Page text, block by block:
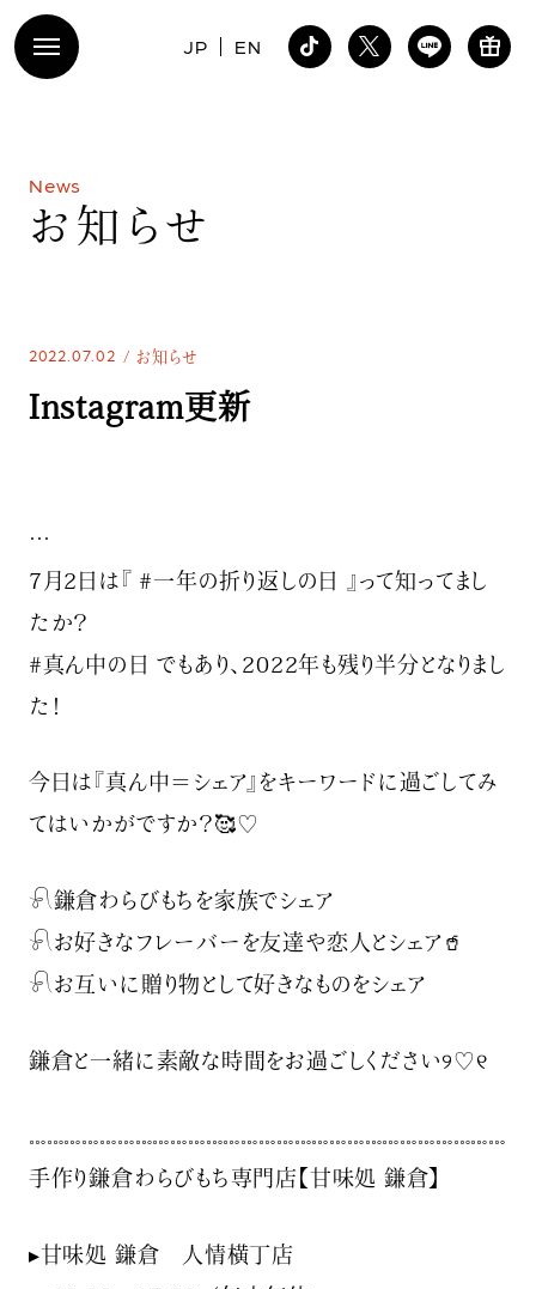
JP EN
News
お 知 ら せ
2022.07.02 お知らせ
Instagram更新
…
7月2日は『 #一年の折り返しの日 』って知ってまし
たか？
#真ん中の日 でもあり、2022年も残り半分となりまし
た！
今日は『真ん中＝シェア』をキーワードに過ごしてみ
てはいかがですか？🥰♡
𓍯鎌倉わらびもちを家族でシェア‍‍‍
𓍯お好きなフレーバーを友達や恋人とシェア🥤
𓍯お互いに贈り物として好きなものをシェア
鎌倉と一緒に素敵な時間をお過ごしください୨♡୧
𓏧𓏧𓏧𓏧𓏧𓏧𓏧𓏧𓏧𓏧𓏧𓏧𓏧𓏧𓏧𓏧𓏧𓏧𓏧𓏧𓏧𓏧𓏧𓏧𓏧𓏧𓏧
手作り鎌倉わらびもち専門店【甘味処 鎌倉】
▸甘味処 鎌倉 人情横丁店